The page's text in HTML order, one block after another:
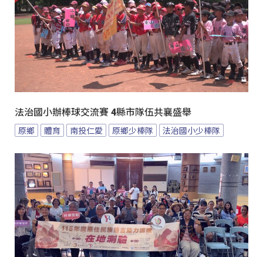
法治國小辦棒球交流賽 4縣市隊伍共襄盛舉
原鄉 體育 南投仁愛 原鄉少棒隊 法治國小少棒隊